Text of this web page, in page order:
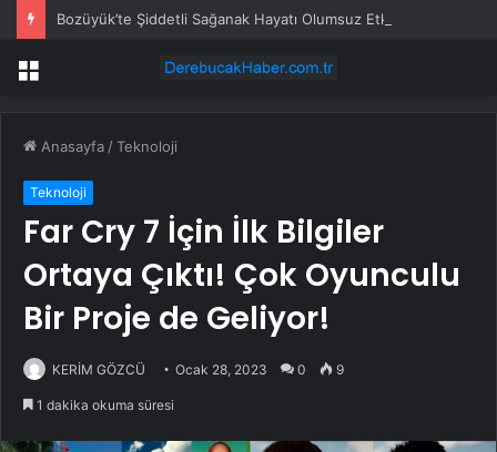
Bozüyük’te Şiddetli Sağanak Hayatı Olumsuz Etkiledi
Menü
Anasayfa /Teknoloji
Teknoloji
Far Cry 7 İçin İlk Bilgiler
Ortaya Çıktı! Çok Oyunculu
Bir Proje de Geliyor!
KERİM GÖZCÜ Ocak 28, 2023 0 9
1 dakika okuma süresi